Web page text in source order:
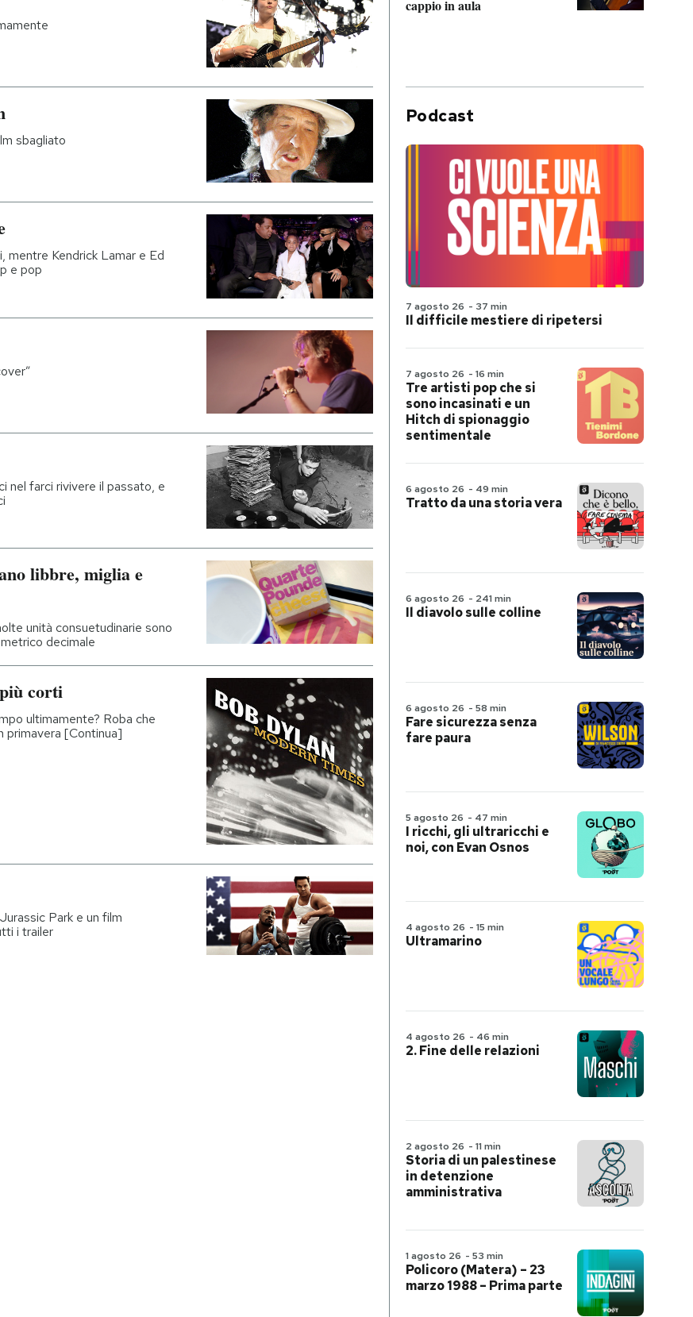
sbagliato
mentre Kendrick Lamar e Ed
e pop
nel farci rivivere il passato, e
libbre, miglia e
unità consuetudinarie sono
decimale
corti
ultimamente? Roba che
primavera [Continua]
Park e un film
i trailer
cappio in aula
Podcast
7 agosto 26 - 37 min
Il difficile mestiere di ripetersi
7 agosto 26 - 16 min
Tre artisti pop che si
sono incasinati e un
Hitch di spionaggio
sentimentale
6 agosto 26 - 49 min
Tratto da una storia vera
6 agosto 26 - 241 min
Il diavolo sulle colline
6 agosto 26 - 58 min
Fare sicurezza senza
fare paura
5 agosto 26 - 47 min
I ricchi, gli ultraricchi e
noi, con Evan Osnos
4 agosto 26 - 15 min
Ultramarino
4 agosto 26 - 46 min
2. Fine delle relazioni
2 agosto 26 - 11 min
Storia di un palestinese
in detenzione
amministrativa
1 agosto 26 - 53 min
Policoro (Matera) – 23
marzo 1988 – Prima parte